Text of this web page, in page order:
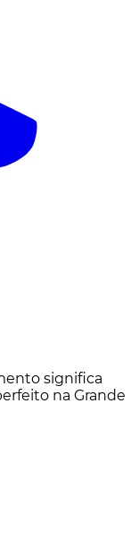
significa
na Grande